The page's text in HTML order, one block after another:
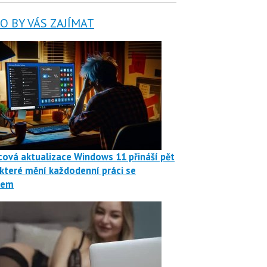
BY VÁS ZAJÍMAT
aktualizace Windows 11 přináší pět
mění každodenní práci se